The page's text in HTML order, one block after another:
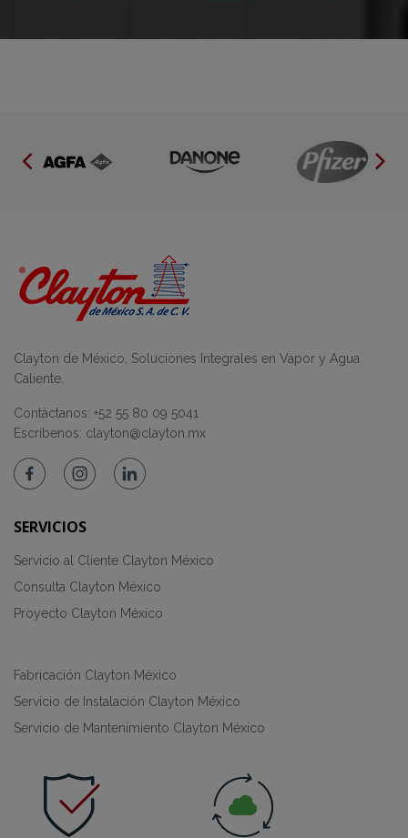
Clayton de México, Soluciones Integrales en Vapor y Agua
Caliente.
Contáctanos: +52 55 80 09 5041
Escríbenos: clayton@clayton.mx
SERVICIOS
Servicio al Cliente Clayton México
Consulta Clayton México
Proyecto Clayton México
Fabricación Clayton México
Servicio de Instalación Clayton México
Servicio de Mantenimiento Clayton México